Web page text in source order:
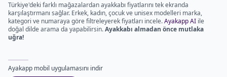
Türkiye'deki farklı mağazalardan ayakkabı fiyatlarını tek ekranda
karşılaştırmanı sağlar. Erkek, kadın, çocuk ve unisex modelleri marka,
kategori ve numaraya göre filtreleyerek fiyatları incele.Ayakapp AI ile
doğal dilde arama da yapabilirsin.Ayakkabı almadan önce mutlaka
uğra!
Ayakapp mobil uygulamasını indir